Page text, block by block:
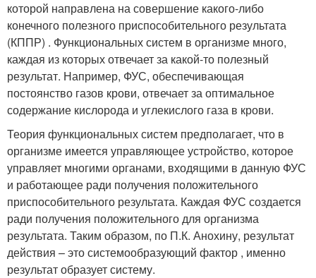
которой направлена на совершение какого-либо
конечного полезного приспособительного результата
(КППР) . Функциональных систем в организме много,
каждая из которых отвечает за какой-то полезный
результат. Например, ФУС, обеспечивающая
постоянство газов крови, отвечает за оптимальное
содержание кислорода и углекислого газа в крови.
Теория функциональных систем предполагает, что в
организме имеется управляющее устройство, которое
управляет многими органами, входящими в данную ФУС
и работающее ради получения положительного
приспособительного результата. Каждая ФУС создается
ради получения положительного для организма
результата. Таким образом, по П.К. Анохину, результат
действия – это системообразующий фактор , именно
результат образует систему.